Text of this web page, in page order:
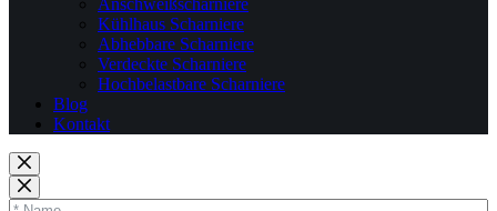
Anschweißscharniere
Kühlhaus Scharniere
Abhebbare Scharniere
Verdeckte Scharniere
Hochbelastbare Scharniere
Blog
Kontakt